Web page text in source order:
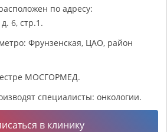
по адресу:
6, стр.1.
Фрунзенская, ЦАО, район
МОСГОРМЕД.
специалисты: онкологии.
в клинику